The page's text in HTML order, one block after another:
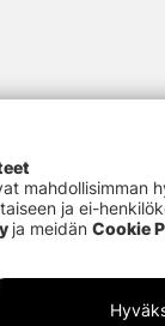
mahdollisimman
ja ei-
ja meidän Cookie